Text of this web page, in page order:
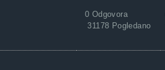
0 Odgovora
31178 Pogledano